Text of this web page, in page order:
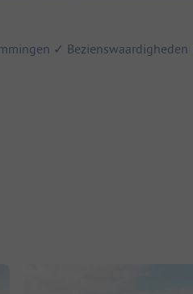
✓ Bezienswaardigheden